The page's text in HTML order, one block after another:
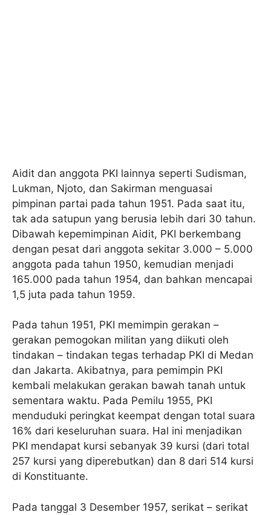
Aidit dan anggota PKI lainnya seperti Sudisman,
Lukman, Njoto, dan Sakirman menguasai
pimpinan partai pada tahun 1951. Pada saat itu,
tak ada satupun yang berusia lebih dari 30 tahun.
Dibawah kepemimpinan Aidit, PKI berkembang
dengan pesat dari anggota sekitar 3.000 – 5.000
anggota pada tahun 1950, kemudian menjadi
165.000 pada tahun 1954, dan bahkan mencapai
1,5 juta pada tahun 1959.
Pada tahun 1951, PKI memimpin gerakan –
gerakan pemogokan militan yang diikuti oleh
tindakan – tindakan tegas terhadap PKI di Medan
dan Jakarta. Akibatnya, para pemimpin PKI
kembali melakukan gerakan bawah tanah untuk
sementara waktu. Pada Pemilu 1955, PKI
menduduki peringkat keempat dengan total suara
16% dari keseluruhan suara. Hal ini menjadikan
PKI mendapat kursi sebanyak 39 kursi (dari total
257 kursi yang diperebutkan) dan 8 dari 514 kursi
di Konstituante.
Pada tanggal 3 Desember 1957, serikat – serikat